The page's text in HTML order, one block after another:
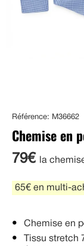
Référence: M36662
Chemise en
79€ la
65€ en multi-
Chemise en
Tissu